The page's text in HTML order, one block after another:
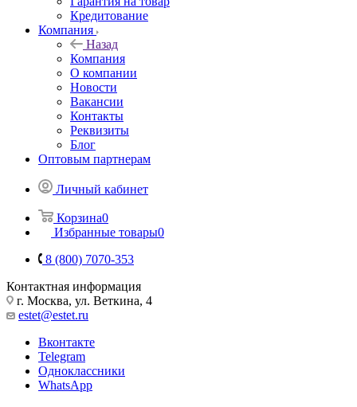
Кредитование
Компания
Назад
Компания
О компании
Новости
Вакансии
Контакты
Реквизиты
Блог
Оптовым партнерам
Личный кабинет
Корзина0
Избранные товары0
8 (800) 7070-353
Контактная информация
г. Москва, ул. Веткина, 4
estet@estet.ru
Вконтакте
Telegram
Одноклассники
WhatsApp